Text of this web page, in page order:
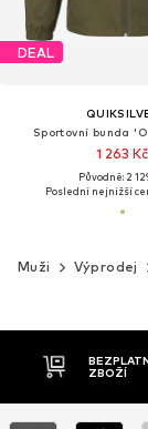
DEAL
Sportovní bunda
1 263 Kč
Původně: 2
Poslední nejnižší
Muži Výprodej
ZBOŽÍ